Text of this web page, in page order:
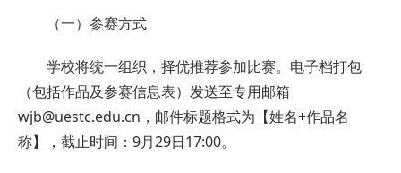
（一）参赛方式
学校将统一组织，择优推荐参加比赛。电子档打包
（包括作品及参赛信息表）发送至专用邮箱
wjb@uestc.edu.cn，邮件标题格式为【姓名+作品名
称】， 截止时间：9月29日17:00。